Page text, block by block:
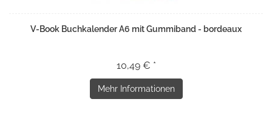
V-Book Buchkalender A6 mit Gummiband - bordeaux
10,49 € *
Mehr Informationen